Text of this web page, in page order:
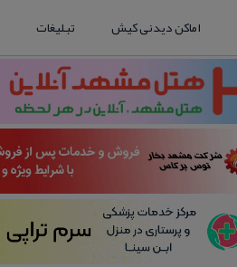
اماکن دیدنی کیش تبلیغات